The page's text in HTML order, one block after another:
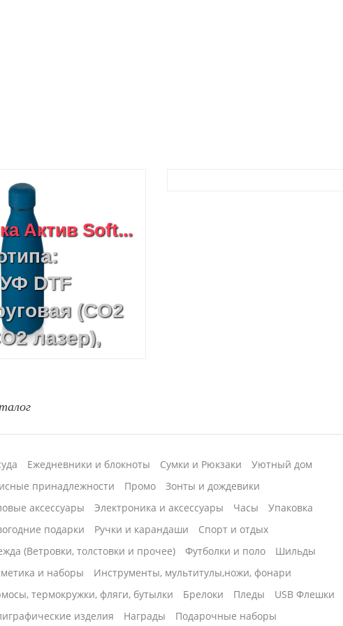
Актив Soft...
DTF
(CO2
лазер),
Ежедневники и блокноты Сумки и Рюкзаки
Уютный дом
принадлежности
Промо
Зонты и дождевики
аксессуары
Электроника и аксессуары Часы
Упаковка
подарки
Ручки и карандаши
Спорт и отдых
(Ветровки, толстовки и прочее)
Футболки и поло
Шильды
и наборы
Инструменты, мультитулы,ножи, фонари
термокружки, фляги, бутылки
Брелоки Пледы
USB Флешки
изделия
Награды Подарочные наборы